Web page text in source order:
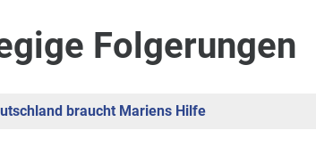
Folgerungen
braucht Mariens Hilfe